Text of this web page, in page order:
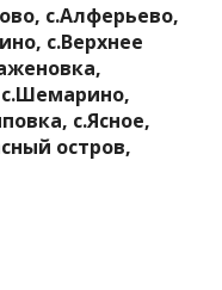
с.Алферьево,
с.Верхнее
с.Ясное,
остров,